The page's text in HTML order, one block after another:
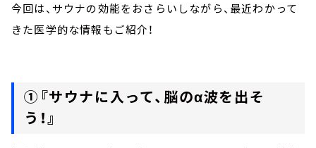
今回は、サウナの効能をおさらいしながら、最近わかって
きた医学的な情報もご紹介！
①『サウナに入って、脳のα波を出そ
う！』